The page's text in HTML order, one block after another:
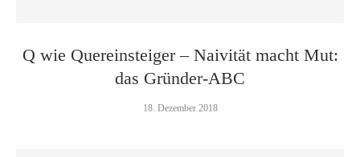
Q wie Quereinsteiger – Naivität macht Mut:
das Gründer-ABC
18. Dezember 2018